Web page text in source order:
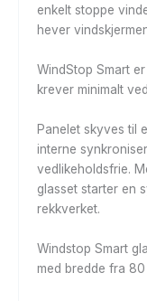
enkelt stoppe
hever
WindStop Smart
krever minimalt
Panelet skyves til
interne
vedlikeholdsfrie.
glasset starter en
rekkverket.
Windstop Smart
med bredde fra 80